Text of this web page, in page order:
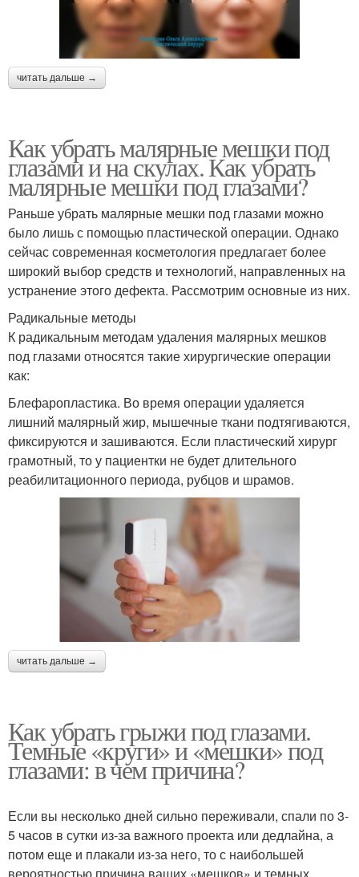
читать дальше →
Как убрать малярные мешки под
глазами и на скулах. Как убрать
малярные мешки под глазами?
Раньше убрать малярные мешки под глазами можно
было лишь с помощью пластической операции. Однако
сейчас современная косметология предлагает более
широкий выбор средств и технологий, направленных на
устранение этого дефекта. Рассмотрим основные из них.
Радикальные методы
К радикальным методам удаления малярных мешков
под глазами относятся такие хирургические операции
как:
Блефаропластика. Во время операции удаляется
лишний малярный жир, мышечные ткани подтягиваются,
фиксируются и зашиваются. Если пластический хирург
грамотный, то у пациентки не будет длительного
реабилитационного периода, рубцов и шрамов.
читать дальше →
Как убрать грыжи под глазами.
Темные «круги» и «мешки» под
глазами: в чем причина?
Если вы несколько дней сильно переживали, спали по 3-
5 часов в сутки из-за важного проекта или дедлайна, а
потом еще и плакали из-за него, то с наибольшей
вероятностью причина ваших «мешков» и темных